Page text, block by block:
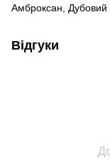
Амброксан, Дубовий
Відгуки